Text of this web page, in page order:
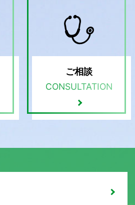
ご相談
CONSULTATION